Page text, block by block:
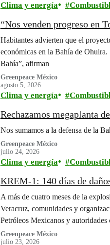
Clima y energía
“Nos venden progreso en
Habitantes advierten que el
económicas en la Bahía de
Bahía”, afirman
Greenpeace México
agosto 5, 2026
Clima y energía
Rechazamos megaplanta
Nos sumamos a la defensa de la
Greenpeace México
julio 24, 2026
Clima y energía
KREM-1: 140 días de
A más de cuatro meses de la
Veracruz, comunidades y
Petróleos Mexicanos y autoridades
Greenpeace México
julio 23, 2026